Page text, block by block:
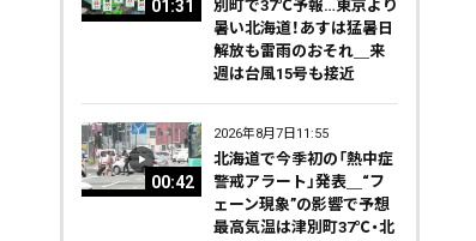
01:31
別町で37℃予報…東京より
暑い北海道！あすは猛暑日
解放も雷雨のおそれ＿来
週は台風15号も接近
00:42
2026年8月7日11:55
北海道で今季初の「熱中症
警戒アラート」発表＿“フ
ェーン現象”の影響で予想
最高気温は津別町37℃・北